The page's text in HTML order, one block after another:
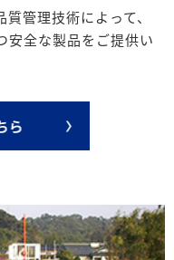
管理技術によって、
安全な製品をご提供い